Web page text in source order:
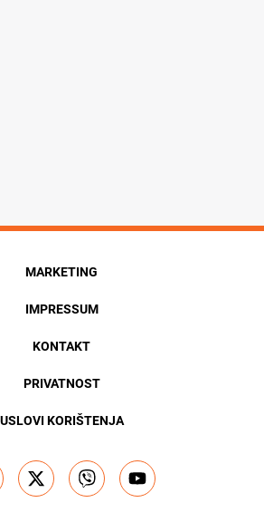
MARKETING
IMPRESSUM
KONTAKT
PRIVATNOST
USLOVI KORIŠTENJA